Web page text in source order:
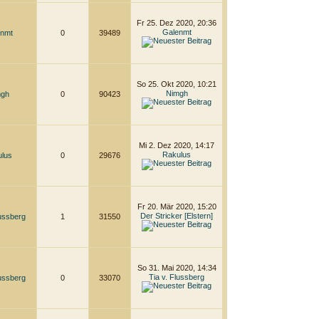
0 39489
Fr 25. Dez 2020, 20:36
Galenmt
0 90423
So 25. Okt 2020, 10:21
Nimgh
0 29676
Mi 2. Dez 2020, 14:17
Rakulus
1 31550
Fr 20. Mär 2020, 15:20
Der Stricker [Elstern]
0 33070
So 31. Mai 2020, 14:34
Tia v. Flussberg